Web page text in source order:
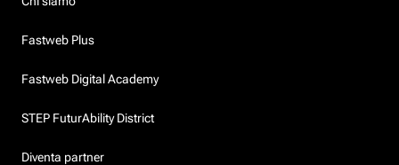
Fastweb Plus
Fastweb Digital Academy
STEP FuturAbility District
Diventa partner